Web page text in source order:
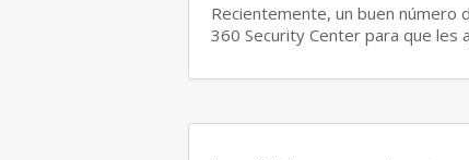
Recientemente, un buen número
360 Security Center para que les